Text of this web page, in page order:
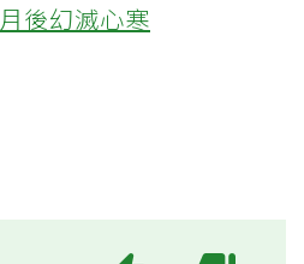
後幻滅心寒